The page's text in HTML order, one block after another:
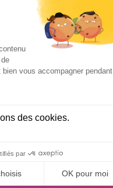
: bilan annuel, bilan
: meet-up,
est multiple :
certifications ou à des